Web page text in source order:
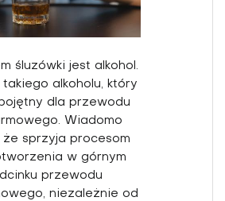
śluzówki jest alkohol.
takiego alko­holu, który
dla przewodu
Wiadomo
że sprzyja procesom
w górnym
przewodu
niezależnie od